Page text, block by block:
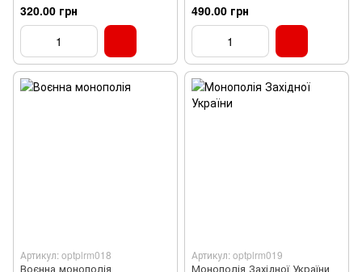
320.00 грн 490.00 грн
Артикул: optplrm018
Воєнна монополія
Артикул: optplrm019
Монополія Західної України